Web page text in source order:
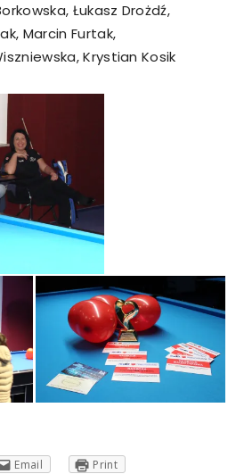
Łukasz Drożdź,
Marcin Furtak,
Krystian Kosik
Email
Print